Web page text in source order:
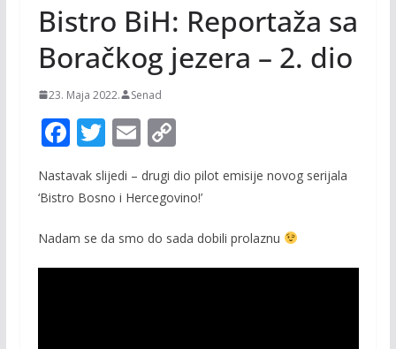
Bistro BiH: Reportaža sa
Boračkog jezera – 2. dio
23. Maja 2022. Senad
F
ac
e
o
o
T
w
itt
E
m
ai
C
o
p
Li
n
Nastavak slijedi – drugi dio pilot emisije novog serijala
‘Bistro Bosno i Hercegovino!’
Nadam se da smo do sada dobili prolaznu